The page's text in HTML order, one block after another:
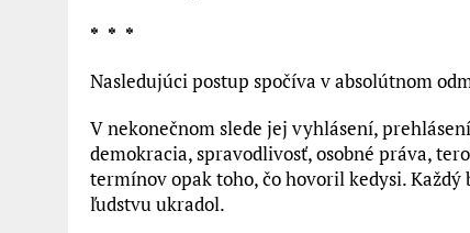
* * *
Nasledujúci postup spočíva v absolútnom
V nekonečnom slede jej vyhlásení,
demokracia, spravodlivosť, osobné práva,
termínov opak toho, čo hovoril kedysi. Každý
ľudstvu ukradol.